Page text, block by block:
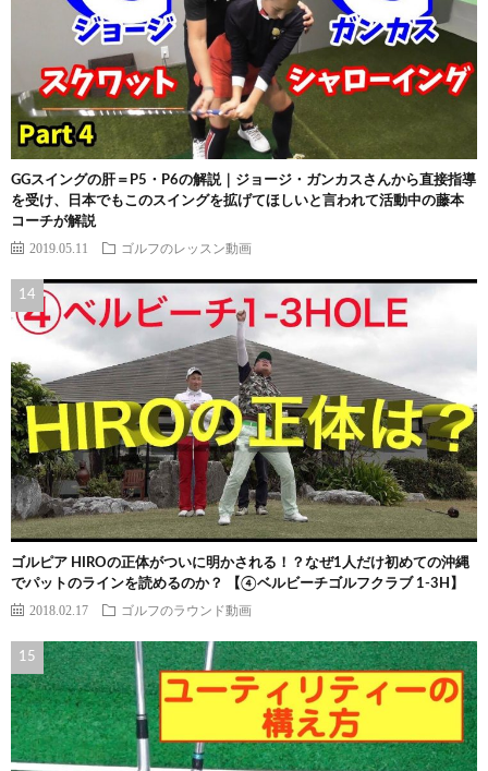
GGスイングの肝＝P5・P6の解説｜ジョージ・ガンカスさんから直接指導
を受け、日本でもこのスイングを拡げてほしいと言われて活動中の藤本
コーチが解説
2019.05.11 ゴルフのレッスン動画
ゴルピア HIROの正体がついに明かされる！？なぜ1人だけ初めての沖縄
でパットのラインを読めるのか？ 【④ベルビーチゴルフクラブ 1-3H】
2018.02.17 ゴルフのラウンド動画